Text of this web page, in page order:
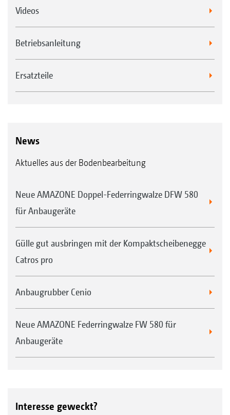
Videos
Betriebsanleitung
Ersatzteile
News
Aktuelles aus der Bodenbearbeitung
Neue AMAZONE Doppel-Federringwalze DFW 580
für Anbaugeräte
Gülle gut ausbringen mit der Kompaktscheibenegge
Catros pro
Anbaugrubber Cenio
Neue AMAZONE Federringwalze FW 580 für
Anbaugeräte
Interesse geweckt?